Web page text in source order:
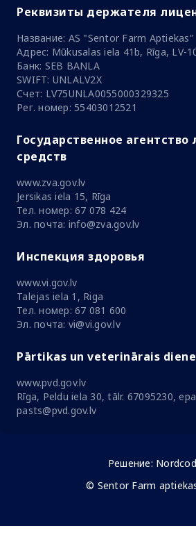
Реквизиты держателя
Название: AS "Sentor Farm Aptiekas"
Адрес: Mūkusalas iela 41b, Rīga, LV-
Банк: SEB BANLA
SWIFT: UNLALV2X
Счет: LV75UNLA0055000329325
Рег. номер: 55403012521
Государственное
средств
www.zva.gov.lv
Jersikas iela 15, Rīga
Тел. номер: 67 078 424
Эл. почта: info@zva.gov.lv
Инспекция здоровья
www.vi.gov.lv
Talejas iela 1, Riga
Тел. номер: 67 081 600
Эл. почта: vi@vi.gov.lv
Pārtikas un veterinārais
www.pvd.gov.lv
Rīga, Peldu iela 30, tālr. 67095230,
pasts@pvd.gov.lv
Решение:
© Sentor Farm